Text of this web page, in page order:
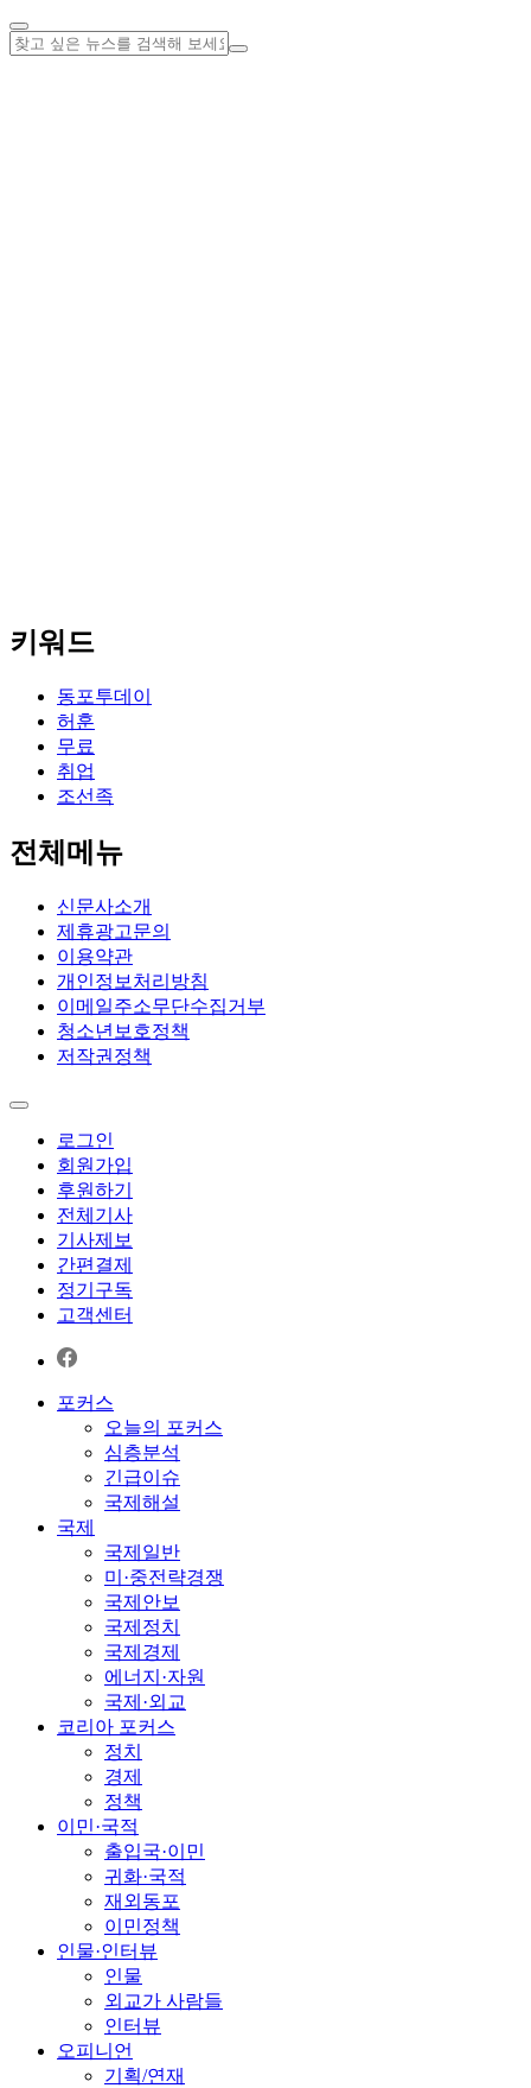
키워드
동포투데이
허훈
무료
취업
조선족
전체메뉴
신문사소개
제휴광고문의
이용약관
개인정보처리방침
이메일주소무단수집거부
청소년보호정책
저작권정책
로그인
회원가입
후원하기
전체기사
기사제보
간편결제
정기구독
고객센터
포커스
오늘의 포커스
심층분석
긴급이슈
국제해설
국제
국제일반
미·중전략경쟁
국제안보
국제정치
국제경제
에너지·자원
국제·외교
코리아 포커스
정치
경제
정책
이민·국적
출입국·이민
귀화·국적
재외동포
이민정책
인물·인터뷰
인물
외교가 사람들
인터뷰
오피니언
기획/연재